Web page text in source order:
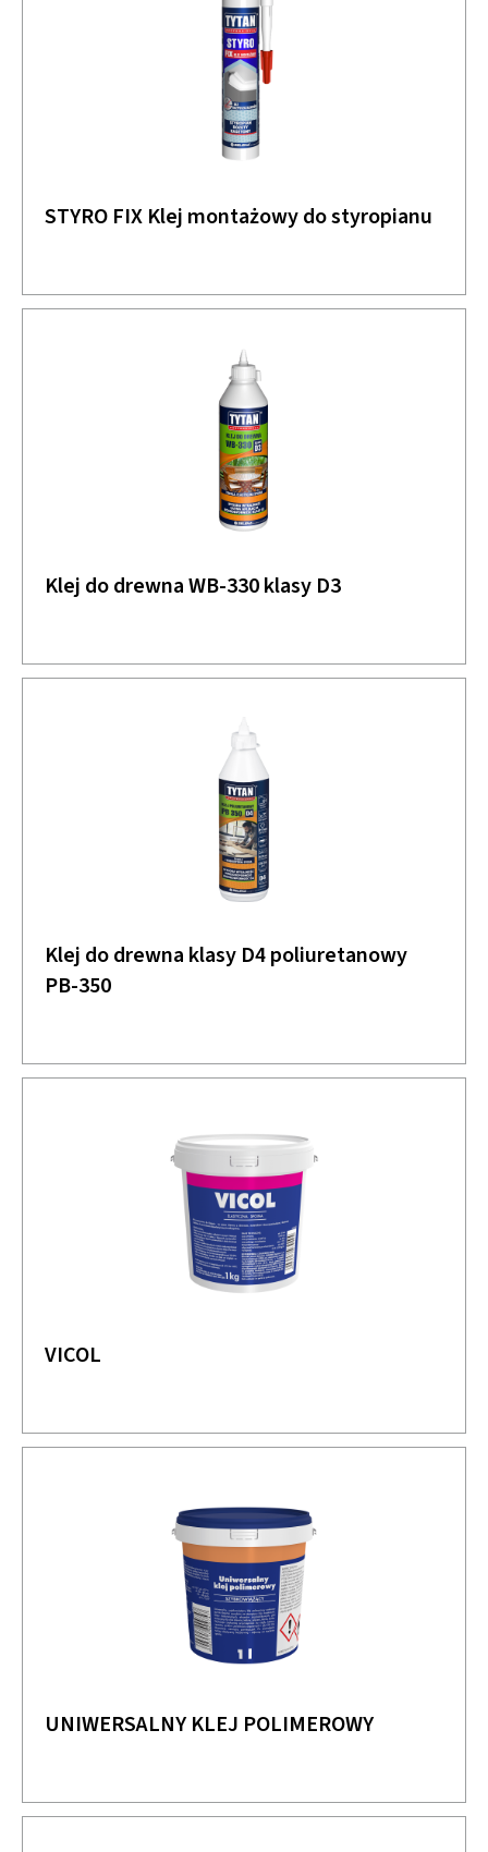
STYRO FIX Klej montażowy do styropianu
Klej do drewna WB-330 klasy D3
Klej do drewna klasy D4 poliuretanowy
PB-350
VICOL
UNIWERSALNY KLEJ POLIMEROWY